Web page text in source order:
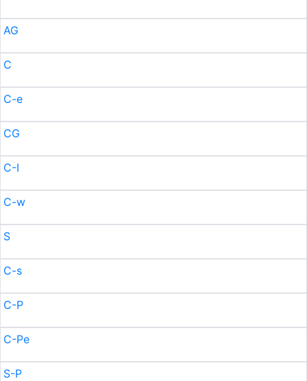
AG
C
C-e
CG
C-I
C-w
S
C-s
C-P
C-Pe
S-P